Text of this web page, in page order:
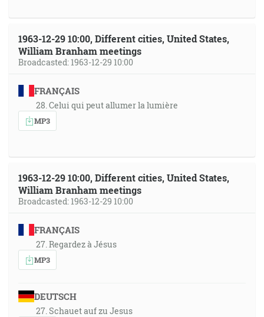
1963-12-29 10:00, Different cities, United States,
William Branham meetings
Broadcasted: 1963-12-29 10:00
FRANÇAIS
28. Celui qui peut allumer la lumière
MP3
1963-12-29 10:00, Different cities, United States,
William Branham meetings
Broadcasted: 1963-12-29 10:00
FRANÇAIS
27. Regardez à Jésus
MP3
DEUTSCH
27. Schauet auf zu Jesus